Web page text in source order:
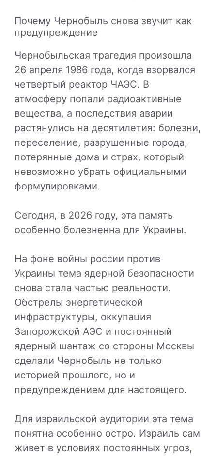
Почему Чернобыль снова звучит как
предупреждение
Чернобыльская трагедия произошла
26 апреля 1986 года, когда взорвался
четвертый реактор ЧАЭС. В
атмосферу попали радиоактивные
вещества, а последствия аварии
растянулись на десятилетия: болезни,
переселение, разрушенные города,
потерянные дома и страх, который
невозможно убрать официальными
формулировками.
Сегодня, в 2026 году, эта память
особенно болезненна для Украины.
На фоне войны россии против
Украины тема ядерной безопасности
снова стала частью реальности.
Обстрелы энергетической
инфраструктуры, оккупация
Запорожской АЭС и постоянный
ядерный шантаж со стороны Москвы
сделали Чернобыль не только
историей прошлого, но и
предупреждением для настоящего.
Для израильской аудитории эта тема
понятна особенно остро. Израиль сам
живет в условиях постоянных угроз,